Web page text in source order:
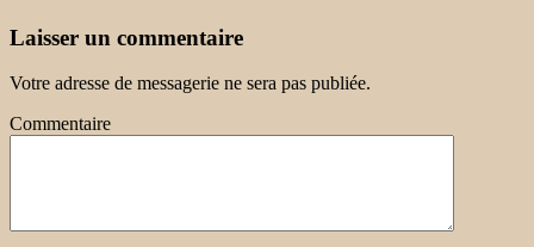
Laisser un commentaire
Votre adresse de messagerie ne sera pas publiée.
Commentaire